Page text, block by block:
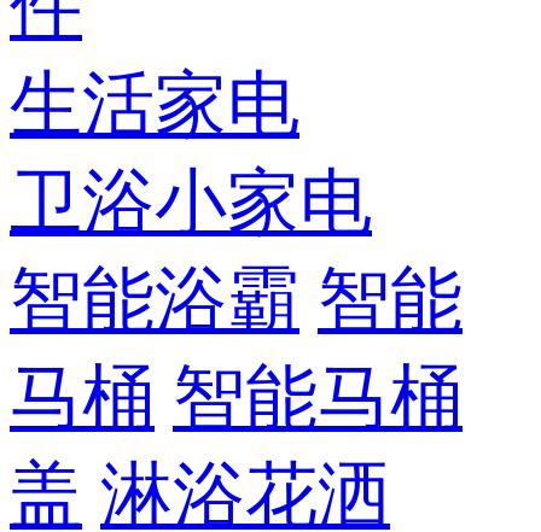
生活家电
卫浴小家电
智能浴霸 智能
马桶 智能马桶
盖 淋浴花洒